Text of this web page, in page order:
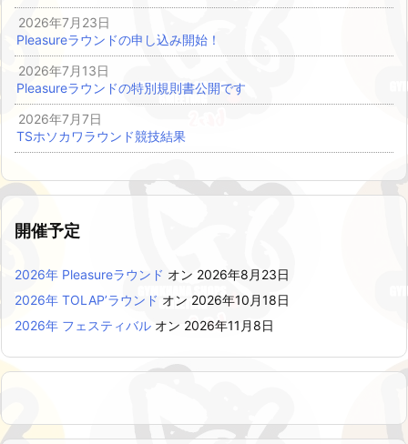
2026年7月23日
Pleasureラウンドの申し込み開始！
2026年7月13日
Pleasureラウンドの特別規則書公開です
2026年7月7日
TSホソカワラウンド競技結果
開催予定
2026年 Pleasureラウンド オン 2026年8月23日
2026年 TOLAP’ラウンド オン 2026年10月18日
2026年 フェスティバル オン 2026年11月8日